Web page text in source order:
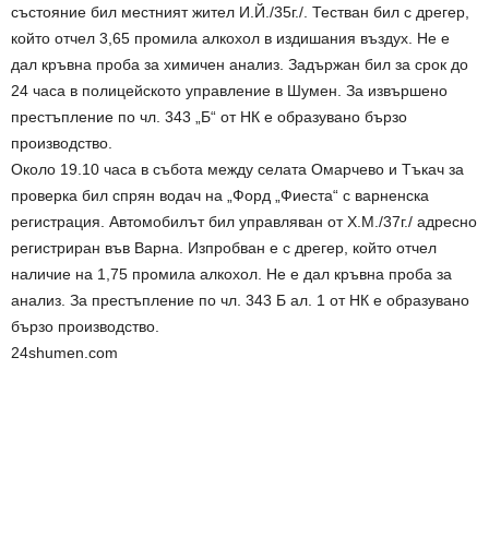
състояние бил местният жител И.Й./35г./. Тестван бил с дрегер,
който отчел 3,65 промила алкохол в издишания въздух. Не е
дал кръвна проба за химичен анализ. Задържан бил за срок до
24 часа в полицейското управление в Шумен. За извършено
престъпление по чл. 343 „Б“ от НК е образувано бързо
производство.
Около 19.10 часа в събота между селата Омарчево и Тъкач за
проверка бил спрян водач на „Форд „Фиеста“ с варненска
регистрация. Автомобилът бил управляван от Х.М./37г./ адресно
регистриран във Варна. Изпробван е с дрегер, който отчел
наличие на 1,75 промила алкохол. Не е дал кръвна проба за
анализ. За престъпление по чл. 343 Б ал. 1 от НК е образувано
бързо производство.
24shumen.com